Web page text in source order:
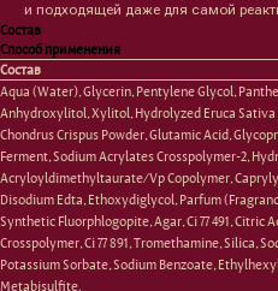
и подходящей даже для самой
Состав
Способ применения
Состав
Aqua (Water), Glycerin, Pentylene Glycol,
Anhydroxylitol, Xylitol, Hydrolyzed Eruca Sativa
Chondrus Crispus Powder, Glutamic Acid,
Ferment, Sodium Acrylates Crosspolymer-2,
Acryloyldimethyltaurate/Vp Copolymer,
Disodium Edta, Ethoxydiglycol, Parfum
Synthetic Fluorphlogopite, Agar, Ci 77 491,
Crosspolymer, Ci 77 891, Tromethamine, Silica,
Potassium Sorbate, Sodium Benzoate,
Metabisulfite.
Тело
Проблемы
Кремы
Лосьоны
Очищение
Шея и зона
Пилинги/
Лицо
Проблемы
Очищение
Увлажнение/питание
Сыворотки/ эссенции
Ретинол
Защита от солнца
Тонизация